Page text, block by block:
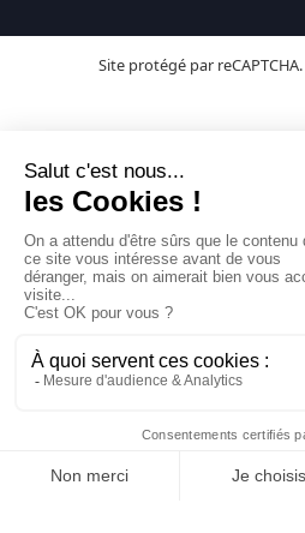
Site protégé par reCAPTCHA.